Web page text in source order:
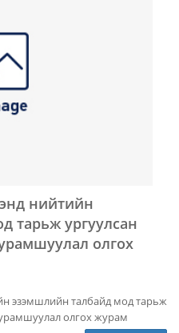
нийтийн
тарьж ургуулсан
олгох
эзэмшлийн талбайд мод тарьж
олгох журам